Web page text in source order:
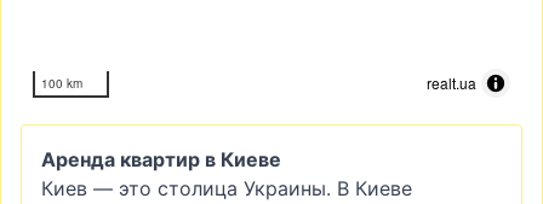
100 km realt.ua
Аренда квартир в Киеве
Киев — это столица Украины. В Киеве